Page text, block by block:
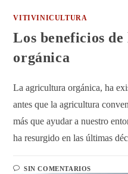
VITIVINICULTURA
Los beneficios
orgánica
La agricultura orgánica, ha
antes que la agricultura
más que ayudar a nuestro
ha resurgido en las últimas
SIN COMENTARIOS